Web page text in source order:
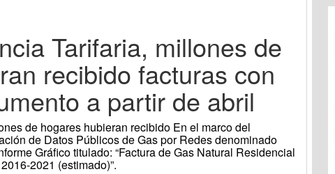
Tarifaria, millones de
recibido facturas con
a partir de abril
de hogares hubieran recibido En el marco del
de Datos Públicos de Gas por Redes denominado
Gráfico titulado: “Factura de Gas Natural Residencial
2021 (estimado)”.